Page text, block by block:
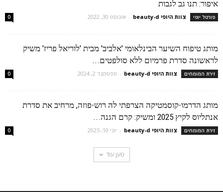
איפור: תנו גב לגבות
פורטל יופי צוות היופי beauty-d - אוגוסט 30, 2022 0
מותג טיפוח השיער הבינלאומי 'אלביב' מבית 'לוריאל פריז' משיק
לראשונה סדרת פרמיום ללא סולפטים...
זירת המומחים צוות היופי beauty-d - ספטמבר 2, 2024 0
מותג הדרמו-קוסמטיקה הצרפתי לה רוש-פוזה, מרחיב את סדרת
אנתליוס לקיץ 2025 ומשיק: קרם הגנה...
זירת המומחים צוות היופי beauty-d - יוני 10, 2025 0
טען עוד